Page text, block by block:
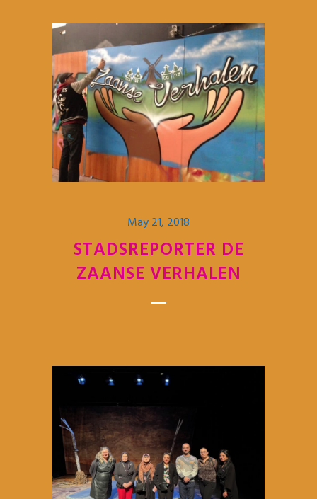
May 21, 2018
STADSREPORTER DE
ZAANSE VERHALEN